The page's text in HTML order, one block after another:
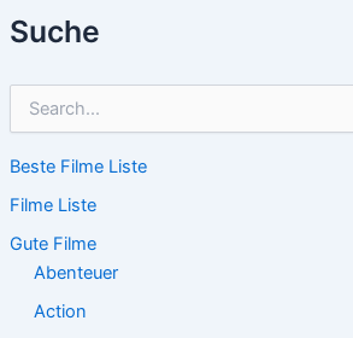
Suche
h
n
n
Beste Filme Liste
Filme Liste
Gute Filme
Abenteuer
Action